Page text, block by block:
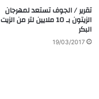
تقرير / الجوف تستعد لمهرجان
الزيتون بـ 10 ملايين لتر من الزيت
البكر
19/03/2017